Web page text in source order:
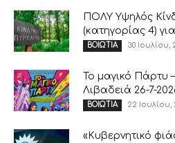
ΠΟΛΥ Υψηλός
(κατηγορίας 4)
ΒΟΙΩΤΙΑ 30 Ιουλίου,
Το μαγικό Πάρτυ
Λιβαδειά 26-7-
ΒΟΙΩΤΙΑ 22 Ιουλίου,
«Κυβερνητικό